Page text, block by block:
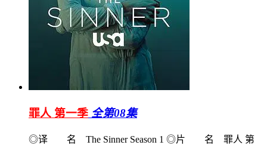
罪人 第一季 全第08集
◎译 名 The Sinner Season 1 ◎片 名 罪人 第